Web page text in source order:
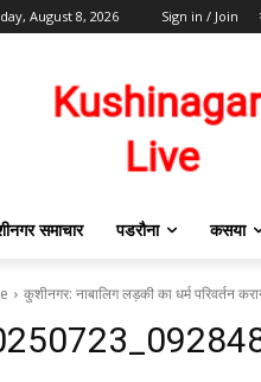
August 8, 2026 Sign in / Join
समाचार पडरौना कसया
कुशीनगर: नाबालिग लड़की का धर्म परिवर्तन